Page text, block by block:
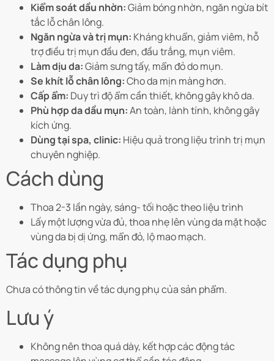
Kiểm soát dầu nhờn:Giảm bóng nhờn, ngăn ngừa bít
tắc lỗ chân lông.
Ngăn ngừa và trị mụn: Kháng khuẩn, giảm viêm, hỗ
trợ điều trị mụn đầu đen, đầu trắng, mụn viêm.
Làm dịu da:Giảm sưng tấy, mẩn đỏ do mụn.
Se khít lỗ chân lông:Cho da mịn màng hơn.
Cấp ẩm: Duy trì độ ẩm cần thiết, không gây khô da.
Phù hợp da dầu mụn:An toàn, lành tính, không gây
kích ứng.
Dùng tại spa, clinic: Hiệu quả trong liệu trình trị mụn
chuyên nghiệp.
Cách dùng
Thoa 2-3 lần ngày, sáng- tối hoặc theo liệu trình
Lấy một lượng vừa đủ, thoa nhẹ lên vùng da mặt hoặc
vùng da bị dị ứng, mẩn đỏ, lộ mao mạch.
Tác dụng phụ
Chưa có thông tin về tác dụng phụ của sản phẩm.
Lưu ý
Không nên thoa quá dày, kết hợp các động tác